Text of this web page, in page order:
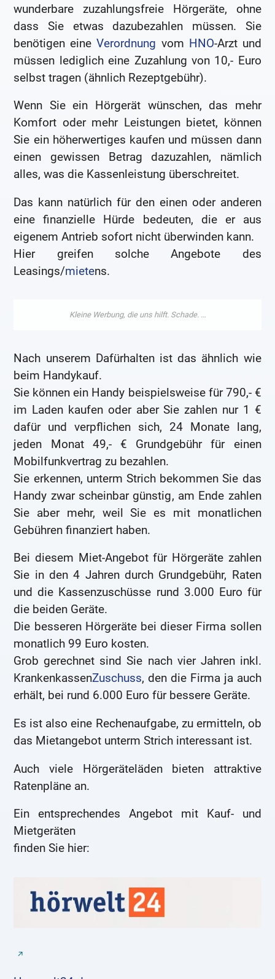
wunderbare zuzahlungsfreie Hörgeräte, ohne
dass Sie etwas dazubezahlen müssen. Sie
benötigen eineVerordnung vom HNO-Arzt und
müssen lediglich eine Zuzahlung von 10,- Euro
selbst tragen (ähnlich Rezeptgebühr).
Wenn Sie ein Hörgerät wünschen, das mehr
Komfort oder mehr Leistungen bietet, können
Sie ein höherwertiges kaufen und müssen dann
einen gewissen Betrag dazuzahlen, nämlich
alles, was die Kassenleistung überschreitet.
Das kann natürlich für den einen oder anderen
eine finanzielle Hürde bedeuten, die er aus
eigenem Antrieb sofort nicht überwinden kann.
Hier greifen solche Angebote des
Leasings/mietens.
Nach unserem Dafürhalten ist das ähnlich wie
beim Handykauf.
Sie können ein Handy beispielsweise für 790,- €
im Laden kaufen oder aber Sie zahlen nur 1 €
dafür und verpflichen sich, 24 Monate lang,
jeden Monat 49,- € Grundgebühr für einen
Mobilfunkvertrag zu bezahlen.
Sie erkennen, unterm Strich bekommen Sie das
Handy zwar scheinbar günstig, am Ende zahlen
Sie aber mehr, weil Sie es mit monatlichen
Gebühren finanziert haben.
Bei diesem Miet-Angebot für Hörgeräte zahlen
Sie in den 4 Jahren durch Grundgebühr, Raten
und die Kassenzuschüsse rund 3.000 Euro für
die beiden Geräte.
Die besseren Hörgeräte bei dieser Firma sollen
monatlich 99 Euro kosten.
Grob gerechnet sind Sie nach vier Jahren inkl.
KrankenkassenZuschuss, den die Firma ja auch
erhält, bei rund 6.000 Euro für bessere Geräte.
Es ist also eine Rechenaufgabe, zu ermitteln, ob
das Mietangebot unterm Strich interessant ist.
Auch viele Hörgeräteläden bieten attraktive
Ratenpläne an.
Ein entsprechendes Angebot mit Kauf- und
Mietgeräten
finden Sie hier: